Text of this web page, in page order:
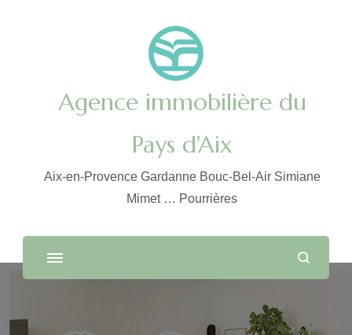
Agence immobilière du
Pays d'Aix
Aix-en-Provence Gardanne Bouc-Bel-Air Simiane
Mimet … Pourrières